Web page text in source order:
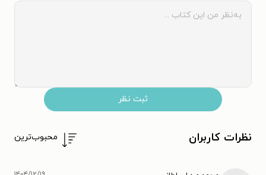
ثبت نظر
نظرات کاربران محبوب‌ترین